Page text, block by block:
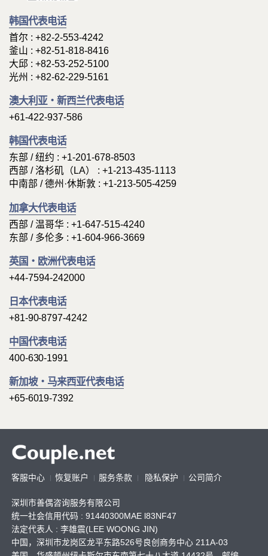
韩国代表电话
首尔 : +82-2-553-4242
釜山 : +82-51-818-8416
大邱 : +82-53-252-5100
光州 : +82-62-229-5161
澳大利亚・新西兰代表电话
+61-422-937-586
韩国代表电话
东部 / 纽约 : +1-201-678-8503
西部 / 洛杉矶（LA） : +1-213-435-1113
中南部 / 德州·休斯敦 : +1-213-505-4259
加拿大代表电话
西部 / 温哥华 : +1-647-515-4240
东部 / 多伦多 : +1-604-966-3669
英国・欧洲代表电话
+44-7594-242000
日本代表电话
+81-90-8797-4242
中国代表电话
400-630-1991
新加坡・马来西亚代表电话
+65-6019-7392
客服中心 恢复账户 服务条款 隐私保护 公司简介
深圳市善偶咨询服务有限公司
统一社会信用代码 : 91440300MAE l83NF47
法定代表人 : 李雄震(LEE WOONG JIN)
中国，深圳市龙岗区龙平东路526号良创商务中心 211A-03